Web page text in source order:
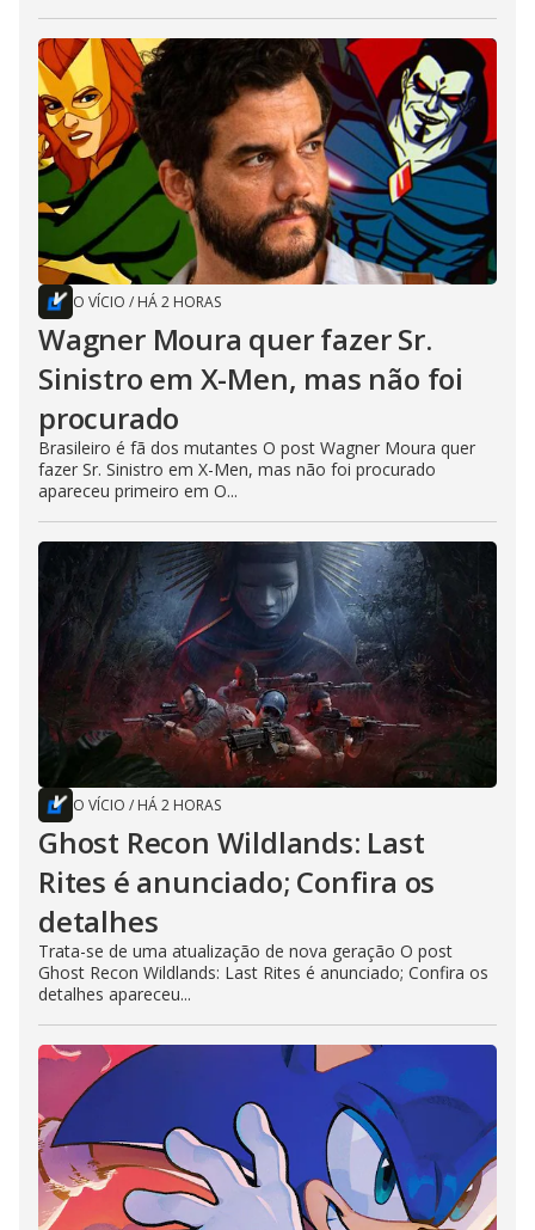
O VÍCIO / HÁ 2 HORAS
Wagner Moura quer fazer Sr.
Sinistro em X-Men, mas não foi
procurado
Brasileiro é fã dos mutantes O post Wagner Moura quer
fazer Sr. Sinistro em X-Men, mas não foi procurado
apareceu primeiro em O...
O VÍCIO / HÁ 2 HORAS
Ghost Recon Wildlands: Last
Rites é anunciado; Confira os
detalhes
Trata-se de uma atualização de nova geração O post
Ghost Recon Wildlands: Last Rites é anunciado; Confira os
detalhes apareceu...